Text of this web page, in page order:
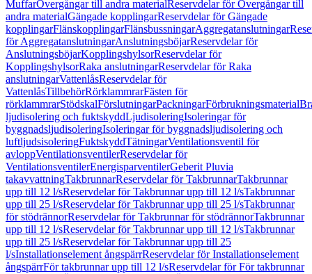
MuffarÖvergångar till andra materialReservdelar för Övergångar till
andra materialGängade kopplingarReservdelar för Gängade
kopplingarFlänskopplingarFlänsbussningarAggregatanslutningar
för AggregatanslutningarAnslutningsböjarReservdelar för
AnslutningsböjarKopplingshylsorReservdelar för
KopplingshylsorRaka anslutningarReservdelar för Raka
anslutningarVattenlåsReservdelar för
VattenlåsTillbehörRörklammrarFästen för
rörklammrarStödskalFörslutningarPackningarFörbrukningsmaterial
ljudisolering och fuktskyddLjudisoleringIsoleringar för
byggnadsljudisoleringIsoleringar för byggnadsljudisolering och
luftljudsisoleringFuktskyddTätningarVentilationsventil för
avloppVentilationsventilerReservdelar för
VentilationsventilerEnergisparventilerGeberit Pluvia
takavvattningTakbrunnarReservdelar för TakbrunnarTakbrunnar
upp till 12 l/sReservdelar för Takbrunnar upp till 12 l/sTakbrunnar
upp till 25 l/sReservdelar för Takbrunnar upp till 25 l/sTakbrunnar
för stödrännorReservdelar för Takbrunnar för stödrännorTakbrunnar
upp till 12 l/sReservdelar för Takbrunnar upp till 12 l/sTakbrunnar
upp till 25 l/sReservdelar för Takbrunnar upp till 25
l/sInstallationselement ångspärrReservdelar för Installationselement
ångspärrFör takbrunnar upp till 12 l/sReservdelar för För takbrunnar